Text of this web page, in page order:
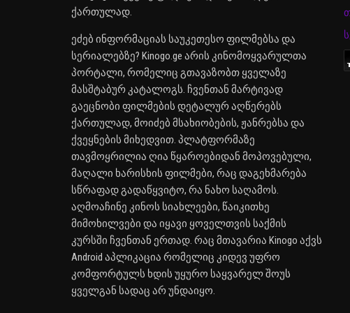
ქართულად.
ეძებ ინფორმაციას საუკეთესო ფილმებსა და
სერიალებზე? Kinogo.ge არის კინომოყვარულთა
პორტალი, რომელიც გთავაზობთ ყველაზე
მასშტაბურ კატალოგს. ჩვენთან მარტივად
გაეცნობი ფილმების დეტალურ აღწერებს
ქართულად, მოიძებ მსახიობების, ჟანრებსა და
ქვეყნების მიხედვით. პლატფორმაზე
თავმოყრილია ღია წყაროებიდან მოპოვებული,
მაღალი ხარისხის ფილმები, რაც დაგეხმარება
სწრაფად გადაწყვიტო, რა ნახო საღამოს.
აღმოაჩინე კინოს სიახლეები, წაიკითხე
მიმოხილვები და იყავი ყოველთვის საქმის
კურსში ჩვენთან ერთად. რაც მთავარია Kinogo აქვს
Android აპლიკაცია რომელიც კიდევ უფრო
კომფორტულს ხდის უყურო საყვარელ შოუს
ყველგან სადაც არ უნდაიყო.